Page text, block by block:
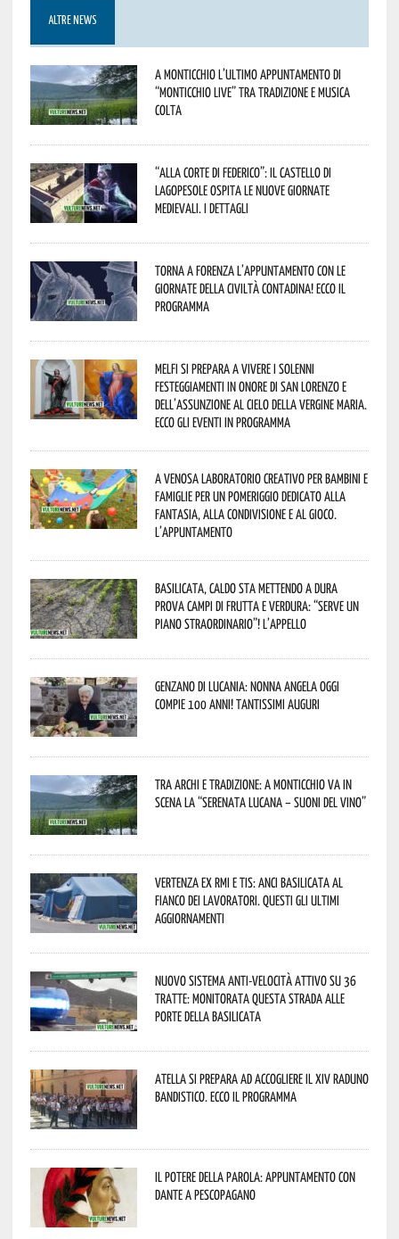
ALTRE NEWS
A Monticchio l’ultimo appuntamento di
“Monticchio Live” tra tradizione e musica
colta
“Alla corte di Federico”: il Castello di
Lagopesole ospita le nuove Giornate
Medievali. I dettagli
Torna a Forenza l’appuntamento con le
Giornate della Civiltà Contadina! Ecco il
programma
Melfi si prepara a vivere i solenni
festeggiamenti in onore di San Lorenzo e
dell’assunzione al cielo della Vergine Maria.
Ecco gli eventi in programma
A Venosa laboratorio creativo per bambini e
famiglie per un pomeriggio dedicato alla
fantasia, alla condivisione e al gioco.
L’appuntamento
Basilicata, caldo sta mettendo a dura
prova campi di frutta e verdura: “Serve un
piano straordinario”! L’appello
Genzano di Lucania: nonna Angela oggi
compie 100 anni! Tantissimi auguri
Tra archi e tradizione: a Monticchio va in
scena la “Serenata lucana – suoni del vino”
Vertenza ex RMI e TIS: ANCI Basilicata al
fianco dei lavoratori. Questi gli ultimi
aggiornamenti
Nuovo sistema anti-velocità attivo su 36
tratte: monitorata questa strada alle
porte della Basilicata
Atella si prepara ad accogliere il XIV Raduno
Bandistico. Ecco il programma
Il Potere della parola: appuntamento con
Dante a Pescopagano